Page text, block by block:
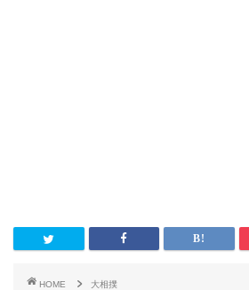
HOME
大相撲